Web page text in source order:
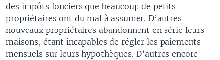
des impôts fonciers que beaucoup de petits
propriétaires ont du mal à assumer. D’autres
nouveaux propriétaires abandonnent en série leurs
maisons, étant incapables de régler les paiements
mensuels sur leurs hypothèques. D’autres encore